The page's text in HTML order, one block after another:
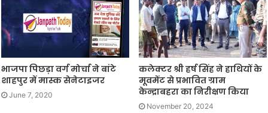
भाजपा पिछड़ा वर्ग मोर्चा ने बांटे
शाहपुर में मास्क सेनेटाइजर
June 7, 2020
कलेक्टर श्री हर्ष सिंह ने हाथियों के
मूवमेंट से प्रभावित ग्राम
केन्द्राबहरा का निरीक्षण किया
November 20, 2024